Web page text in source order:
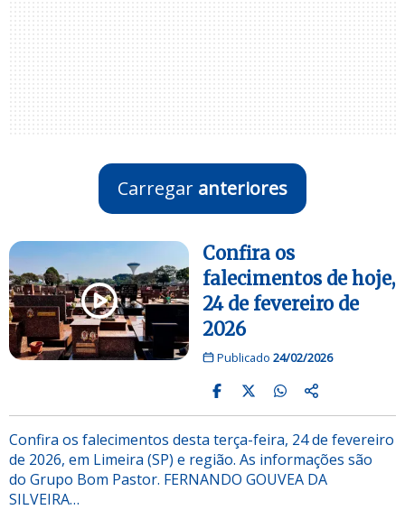
Carregar anteriores
Confira os
falecimentos de hoje,
24 de fevereiro de
2026
Publicado 24/02/2026
Confira os falecimentos desta terça-feira, 24 de fevereiro
de 2026, em Limeira (SP) e região. As informações são
do Grupo Bom Pastor. FERNANDO GOUVEA DA
SILVEIRA…